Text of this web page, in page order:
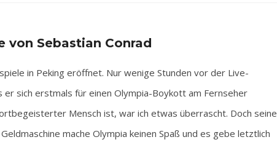
von Sebastian Conrad
in Peking eröffnet. Nur wenige Stunden vor der Live-
sich erstmals für einen Olympia-Boykott am Fernseher
Mensch ist, war ich etwas überrascht. Doch seine
mache Olympia keinen Spaß und es gebe letztlich